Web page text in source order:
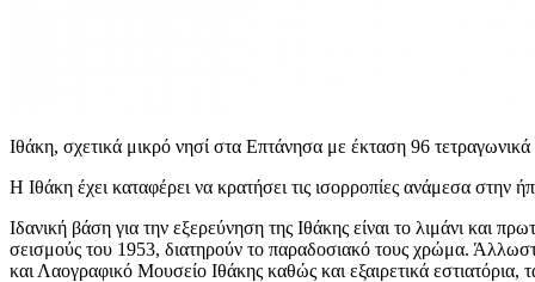
Ιθάκη, σχετικά μικρό νησί στα Επτάνησα με έκταση 96
Η Ιθάκη έχει καταφέρει να κρατήσει τις ισορροπίες ανάμεσα στην
Ιδανική βάση για την εξερεύνηση της Ιθάκης είναι το λιμάνι και
σεισμούς του 1953, διατηρούν το παραδοσιακό τους χρώμα.
και Λαογραφικό Μουσείο Ιθάκης καθώς και εξαιρετικά